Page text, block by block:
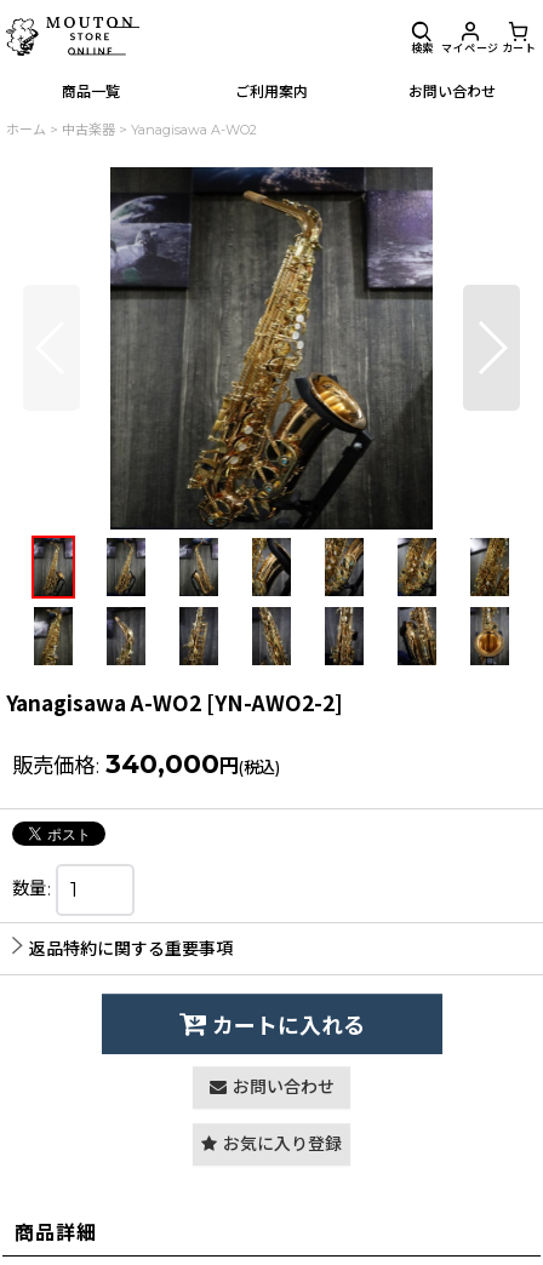
商品一覧 ご利用案内 お問い合わせ
検索 マイページ カート
ホーム > 中古楽器 > Yanagisawa A-WO2
Yanagisawa A-WO2 [YN-AWO2-2]
販売価格: 340,000 円(税込)
数量:
返品特約に関する重要事項
カートに入れる
お問い合わせ
お気に入り登録
商品詳細